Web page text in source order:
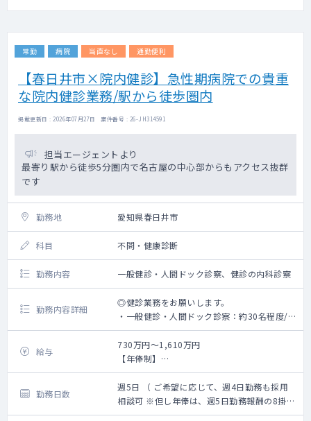
常勤 病院 当直なし 通勤便利
【春日井市×院内健診】急性期病院での貴重
な院内健診業務/駅から徒歩圏内
掲載更新日 : 2026年07月27日 案件番号 : 26-JH314591
担当エージェントより
最寄り駅から徒歩5分圏内で名古屋の中心部からもアクセス抜群
です
勤務地 愛知県春日井市
科目 不問・健康診断
勤務内容 一般健診・人間ドック診察、健診の内科診察
勤務内容詳細
◎健診業務をお願いします。
・一般健診・人間ドック診察：約30名程度/
コマ
・健診の内科診察
※業務内容に婦人科健診及び、読影は含まれ
ません
※業務内容に、乳房触診は含まれておりませ
ん。
給与
730万円～1,610万円
【年俸制】
週5日勤務：730～1,610万(ご経験6年～30年
の場合)
＜モデル給与＞
※ご経験6年目の場合730万円、ご経験10年目
勤務日数
週5日 （ ご希望に応じて、週4日勤務も採用
相談可 ※但し年俸は、週5日勤務報酬の8掛計
算となります ）